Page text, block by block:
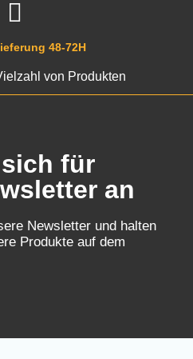
48-72H
von Produkten
für
an
Newsletter und halten
Produkte auf dem